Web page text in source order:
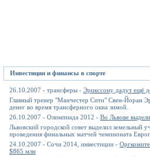
Инвестиции и финансы в спорте
26.10.2007 - трансферы - Эрикссону дадут ещё
Главный тренер "Манчестер Сити" Свен-Йоран
денег во время трансферного окна зимой.
26.10.2007 - Олимпиада 2012 - Во Львове
Львовский городской совет выделил земельный
проведения финальных матчей чемпионата
24.10.2007 - Сочи 2014, инвестиции -
$865 млн